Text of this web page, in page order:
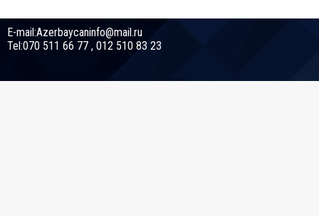
E-mail:Azerbaycaninfo@mail.ru
Tel:070 511 66 77 , 012 510 83 23